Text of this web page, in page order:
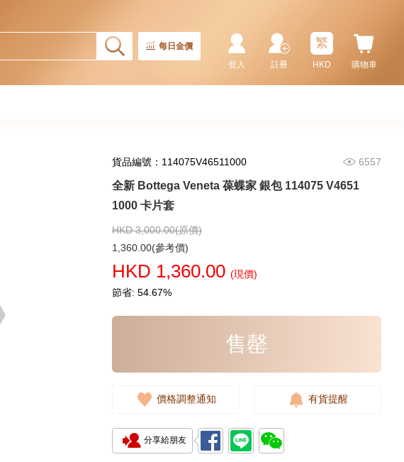
每日金價
購物車
繁
HKD
註冊
登入
貨品編號：114075V46511000 6557
全新 Bottega Veneta 葆蝶家 銀包 114075 V4651
1000 卡片套
HKD 3,000.00(原價)
1,360.00(參考價)
HKD 1,360.00 (現價)
節省: 54.67%
售罄
價格調整通知 有貨提醒
分享給朋友
1,980.00
全新 Bottega Veneta 葆蝶家 銀包
短身啪鈕款銀包
3,480.00